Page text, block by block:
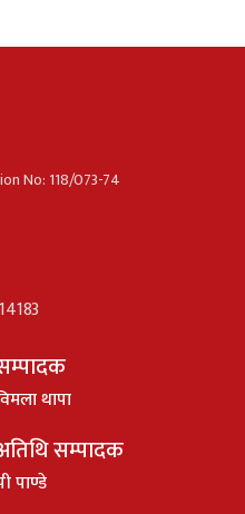
No: 118/073-74
थापा
सम्पादक
पाण्डे